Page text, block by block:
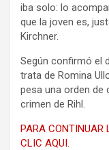
iba solo: lo
que la joven es,
Kirchner.
Según confirmó el
trata de Romina
pesa una orden de
crimen de Rihl.
PARA CONTINUAR
CLIC AQUI.